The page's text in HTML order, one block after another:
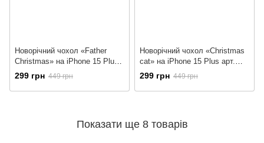
Новорічний чохол «Father
Christmas» на iPhone 15 Plus
арт. 1591
299 грн 449 грн
Новорічний чохол «Christmas
cat» на iPhone 15 Plus арт.
1594
299 грн 449 грн
Показати ще 8 товарів